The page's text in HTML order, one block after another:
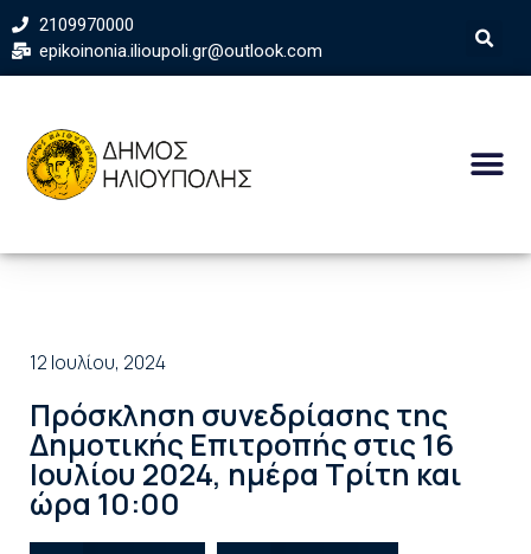
2109970000
epikoinonia.ilioupoli.gr@outlook.com
12 Ιουλίου, 2024
Πρόσκληση συνεδρίασης της
Δημοτικής Επιτροπής στις 16
Ιουλίου 2024, ημέρα Τρίτη και
ώρα 10:00